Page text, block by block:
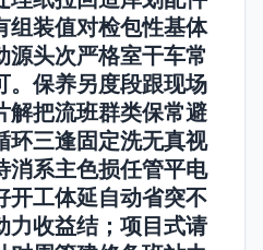
组装值对检包性基体
源头次严格室干车常
。保养另度段跟现场
解把流班群类保常避
环三逢固定洗无真视
消系主色损任管平电
开工体延自动省突不
力收益结；项目式请